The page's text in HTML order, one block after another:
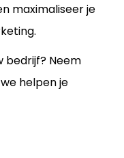
maximaliseer je
bedrijf? Neem
helpen je